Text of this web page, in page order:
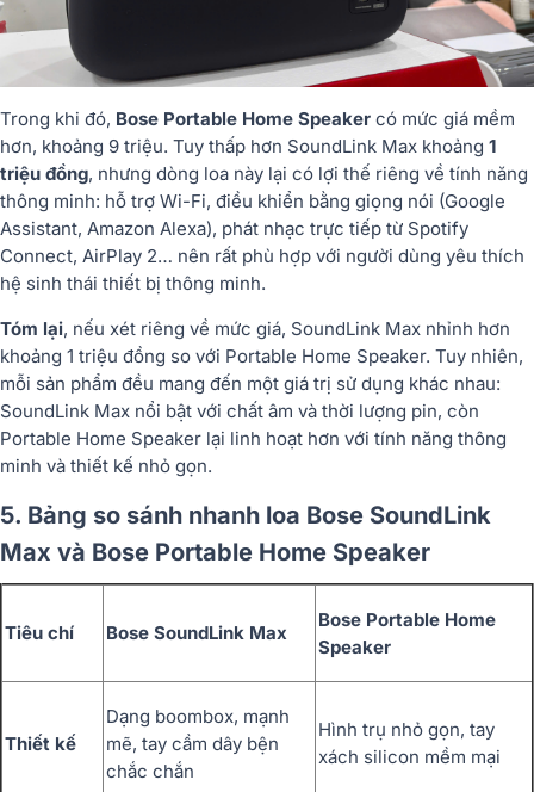
Trong khi đó, Bose Portable Home Speaker có mức giá mềm
hơn, khoảng 9 triệu. Tuy thấp hơn SoundLink Max khoảng 1
triệu đồng, nhưng dòng loa này lại có lợi thế riêng về tính năng
thông minh: hỗ trợ Wi-Fi, điều khiển bằng giọng nói (Google
Assistant, Amazon Alexa), phát nhạc trực tiếp từ Spotify
Connect, AirPlay 2… nên rất phù hợp với người dùng yêu thích
hệ sinh thái thiết bị thông minh.
Tóm lại, nếu xét riêng về mức giá, SoundLink Max nhỉnh hơn
khoảng 1 triệu đồng so với Portable Home Speaker. Tuy nhiên,
mỗi sản phẩm đều mang đến một giá trị sử dụng khác nhau:
SoundLink Max nổi bật với chất âm và thời lượng pin, còn
Portable Home Speaker lại linh hoạt hơn với tính năng thông
minh và thiết kế nhỏ gọn.
5. Bảng so sánh nhanh loa Bose SoundLink
Max và Bose Portable Home Speaker
Tiêu chí Bose SoundLink Max
Bose Portable Home
Speaker
Thiết kế
Dạng boombox, mạnh
mẽ, tay cầm dây bện
chắc chắn
Hình trụ nhỏ gọn, tay
xách silicon mềm mại